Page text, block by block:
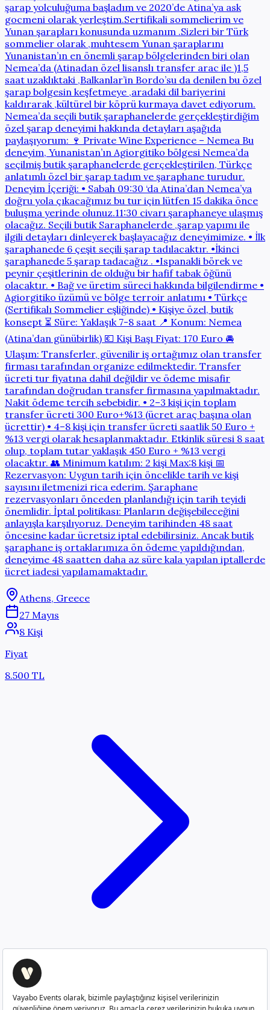
şarap yolculuğuma başladım ve 2020’de Atina’ya ask
gocmeni olarak yerleştim.Sertifikali sommelierim ve
Yunan şarapları konusunda uzmanım .Sizleri bir Türk
sommelier olarak ,muhtesem Yunan şaraplarını
Yunanistan’ın en önemli şarap bölgelerinden biri olan
Nemea’da (Atinadan özel lisanslı transfer arac ile )1,5
saat uzaklıktaki ,Balkanlar’in Bordo’su da denilen bu özel
şarap bolgesin keşfetmeye ,aradaki dil bariyerini
kaldırarak ,kültürel bir köprü kurmaya davet ediyorum.
Nemea’da seçili butik şaraphanelerde gerçekleştirdiğim
özel şarap deneyimi hakkında detayları aşağıda
paylaşıyorum: 🍷 Private Wine Experience – Nemea Bu
deneyim, Yunanistan’ın Agiorgitiko bölgesi Nemea’da
seçilmiş butik şaraphanelerde gerçekleştirilen, Türkçe
anlatımlı özel bir şarap tadım ve şaraphane turudur.
Deneyim İçeriği: • Sabah 09:30 ‘da Atina’dan Nemea’ya
doğru yola çıkacağımız bu tur için lütfen 15 dakika önce
buluşma yerinde olunuz.11:30 civarı şaraphaneye ulaşmış
olacağız. Seçili butik Saraphanelerde ,şarap yapımı ile
ilgili detayları dinleyerek başlayacağız deneyimimize. • İlk
şaraphanede 6 çeşit seçili şarap tadılacaktır. •İkinci
şaraphanede 5 şarap tadacağız . •Ispanakli börek ve
peynir çeşitlerinin de olduğu bir hafif tabak öğünü
olacaktır. • Bağ ve üretim süreci hakkında bilgilendirme •
Agiorgitiko üzümü ve bölge terroir anlatımı • Türkçe
(Sertifikalı Sommelier eşliğinde) • Kişiye özel, butik
konsept ⏳ Süre: Yaklaşık 7-8 saat 📍 Konum: Nemea
(Atina’dan günübirlik) 💶 Kişi Başı Fiyat: 170 Euro 🚘
Ulaşım: Transferler, güvenilir iş ortağımız olan transfer
firması tarafından organize edilmektedir. Transfer
ücreti tur fiyatına dahil değildir ve ödeme misafir
tarafından doğrudan transfer firmasına yapılmaktadır.
Nakit ödeme tercih sebebidir. • 2–3 kişi için toplam
transfer ücreti 300 Euro+%13 (ücret araç başına olan
ücrettir) • 4–8 kişi için transfer ücreti saatlik 50 Euro +
%13 vergi olarak hesaplanmaktadır. Etkinlik süresi 8 saat
olup, toplam tutar yaklaşık 450 Euro + %13 vergi
olacaktır. 👥 Minimum katılım: 2 kişi Max:8 kişi 📅
Rezervasyon: Uygun tarih için öncelikle tarih ve kişi
sayısını iletmenizi rica ederim. Şaraphane
rezervasyonları önceden planlandığı için tarih teyidi
önemlidir. İptal politikası: Planların değişebileceğini
anlayışla karşılıyoruz. Deneyim tarihinden 48 saat
öncesine kadar ücretsiz iptal edebilirsiniz. Ancak butik
şaraphane iş ortaklarımıza ön ödeme yapıldığından,
deneyime 48 saatten daha az süre kala yapılan iptallerde
ücret iadesi yapılamamaktadır.
Athens, Greece
27 Mayıs
8 Kişi
Fiyat
8.500 TL
Creatorlerı güçlendiren platform